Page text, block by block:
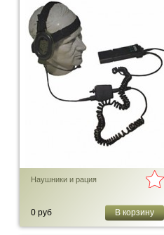
Наушники и рация
0 руб В корзину